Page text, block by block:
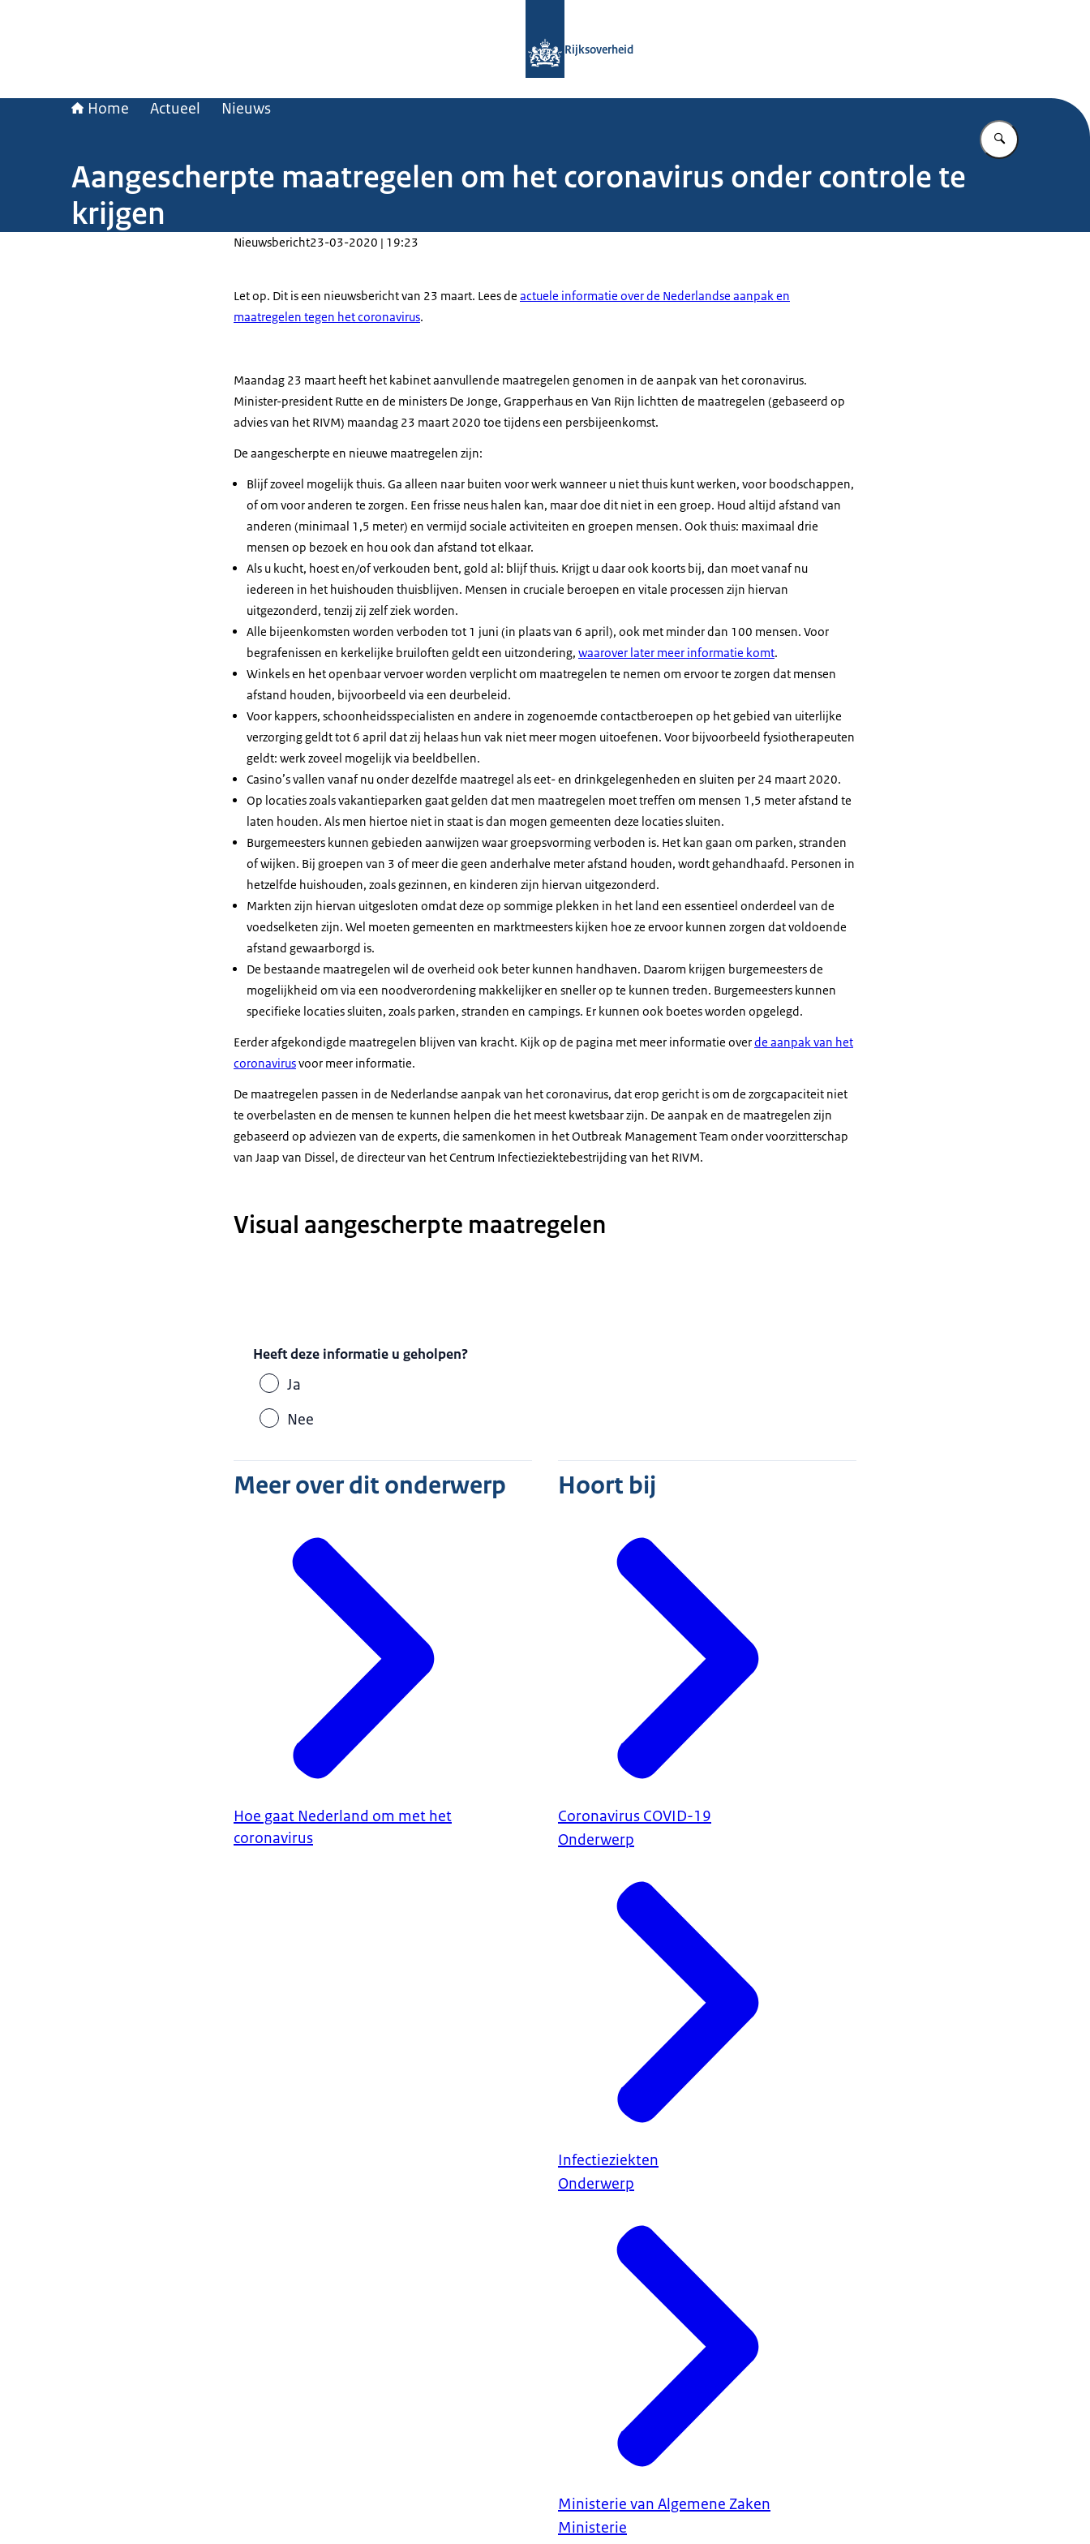
Rijksoverheid
Home Actueel Nieuws
Vul in wat u
Aangescherpte maatregelen om het coronavirus onder controle te
krijgen
Nieuwsbericht23-03-2020 | 19:23
Let op. Dit is een nieuwsbericht van 23 maart. Lees de actuele informatie over de Nederlandse aanpak en
maatregelen tegen het coronavirus.
Maandag 23 maart heeft het kabinet aanvullende maatregelen genomen in de aanpak van het coronavirus.
Minister-president Rutte en de ministers De Jonge, Grapperhaus en Van Rijn lichtten de maatregelen (gebaseerd op
advies van het RIVM) maandag 23 maart 2020 toe tijdens een persbijeenkomst.
De aangescherpte en nieuwe maatregelen zijn:
Blijf zoveel mogelijk thuis. Ga alleen naar buiten voor werk wanneer u niet thuis kunt werken, voor boodschappen,
of om voor anderen te zorgen. Een frisse neus halen kan, maar doe dit niet in een groep. Houd altijd afstand van
anderen (minimaal 1,5 meter) en vermijd sociale activiteiten en groepen mensen. Ook thuis: maximaal drie
mensen op bezoek en hou ook dan afstand tot elkaar.
Als u kucht, hoest en/of verkouden bent, gold al: blijf thuis. Krijgt u daar ook koorts bij, dan moet vanaf nu
iedereen in het huishouden thuisblijven. Mensen in cruciale beroepen en vitale processen zijn hiervan
uitgezonderd, tenzij zij zelf ziek worden.
Alle bijeenkomsten worden verboden tot 1 juni (in plaats van 6 april), ook met minder dan 100 mensen. Voor
begrafenissen en kerkelijke bruiloften geldt een uitzondering, waarover later meer informatie komt.
Winkels en het openbaar vervoer worden verplicht om maatregelen te nemen om ervoor te zorgen dat mensen
afstand houden, bijvoorbeeld via een deurbeleid.
Voor kappers, schoonheidsspecialisten en andere in zogenoemde contactberoepen op het gebied van uiterlijke
verzorging geldt tot 6 april dat zij helaas hun vak niet meer mogen uitoefenen. Voor bijvoorbeeld fysiotherapeuten
geldt: werk zoveel mogelijk via beeldbellen.
Casino’s vallen vanaf nu onder dezelfde maatregel als eet- en drinkgelegenheden en sluiten per 24 maart 2020.
Op locaties zoals vakantieparken gaat gelden dat men maatregelen moet treffen om mensen 1,5 meter afstand te
laten houden. Als men hiertoe niet in staat is dan mogen gemeenten deze locaties sluiten.
Burgemeesters kunnen gebieden aanwijzen waar groepsvorming verboden is. Het kan gaan om parken, stranden
of wijken. Bij groepen van 3 of meer die geen anderhalve meter afstand houden, wordt gehandhaafd. Personen in
hetzelfde huishouden, zoals gezinnen, en kinderen zijn hiervan uitgezonderd.
Markten zijn hiervan uitgesloten omdat deze op sommige plekken in het land een essentieel onderdeel van de
voedselketen zijn. Wel moeten gemeenten en marktmeesters kijken hoe ze ervoor kunnen zorgen dat voldoende
afstand gewaarborgd is.
De bestaande maatregelen wil de overheid ook beter kunnen handhaven. Daarom krijgen burgemeesters de
mogelijkheid om via een noodverordening makkelijker en sneller op te kunnen treden. Burgemeesters kunnen
specifieke locaties sluiten, zoals parken, stranden en campings. Er kunnen ook boetes worden opgelegd.
Eerder afgekondigde maatregelen blijven van kracht. Kijk op de pagina met meer informatie overde aanpak van het
coronavirusvoor meer informatie.
De maatregelen passen in de Nederlandse aanpak van het coronavirus, dat erop gericht is om de zorgcapaciteit niet
te overbelasten en de mensen te kunnen helpen die het meest kwetsbaar zijn. De aanpak en de maatregelen zijn
gebaseerd op adviezen van de experts, die samenkomen in het Outbreak Management Team onder voorzitterschap
van Jaap van Dissel, de directeur van het Centrum Infectieziektebestrijding van het RIVM.
Visual aangescherpte maatregelen
Heeft deze informatie u geholpen?
Ja
Nee
Meer over dit onderwerp
Hoe gaat Nederland om met het
coronavirus
Hoort bij
Coronavirus COVID-19
Onderwerp
Infectieziekten
Onderwerp
Ministerie van Algemene Zaken
Ministerie